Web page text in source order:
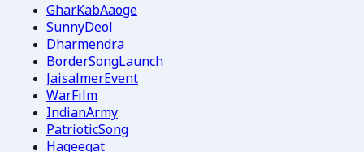
GharKabAaoge
SunnyDeol
Dharmendra
BorderSongLaunch
JaisalmerEvent
WarFilm
IndianArmy
PatrioticSong
Haqeeqat